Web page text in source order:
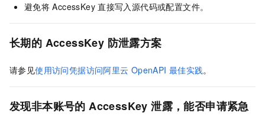
避免将 AccessKey 直接写入源代码或配置文件。
长期的 AccessKey 防泄露方案
请参见使用访问凭据访问阿里云 OpenAPI 最佳实践。
发现非本账号的 AccessKey 泄露，能否申请紧急